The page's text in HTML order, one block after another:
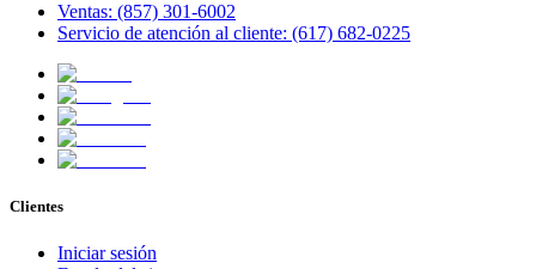
Ventas: (857) 301-6002
Servicio de atención al cliente: (617) 682-0225
Clientes
Iniciar sesión